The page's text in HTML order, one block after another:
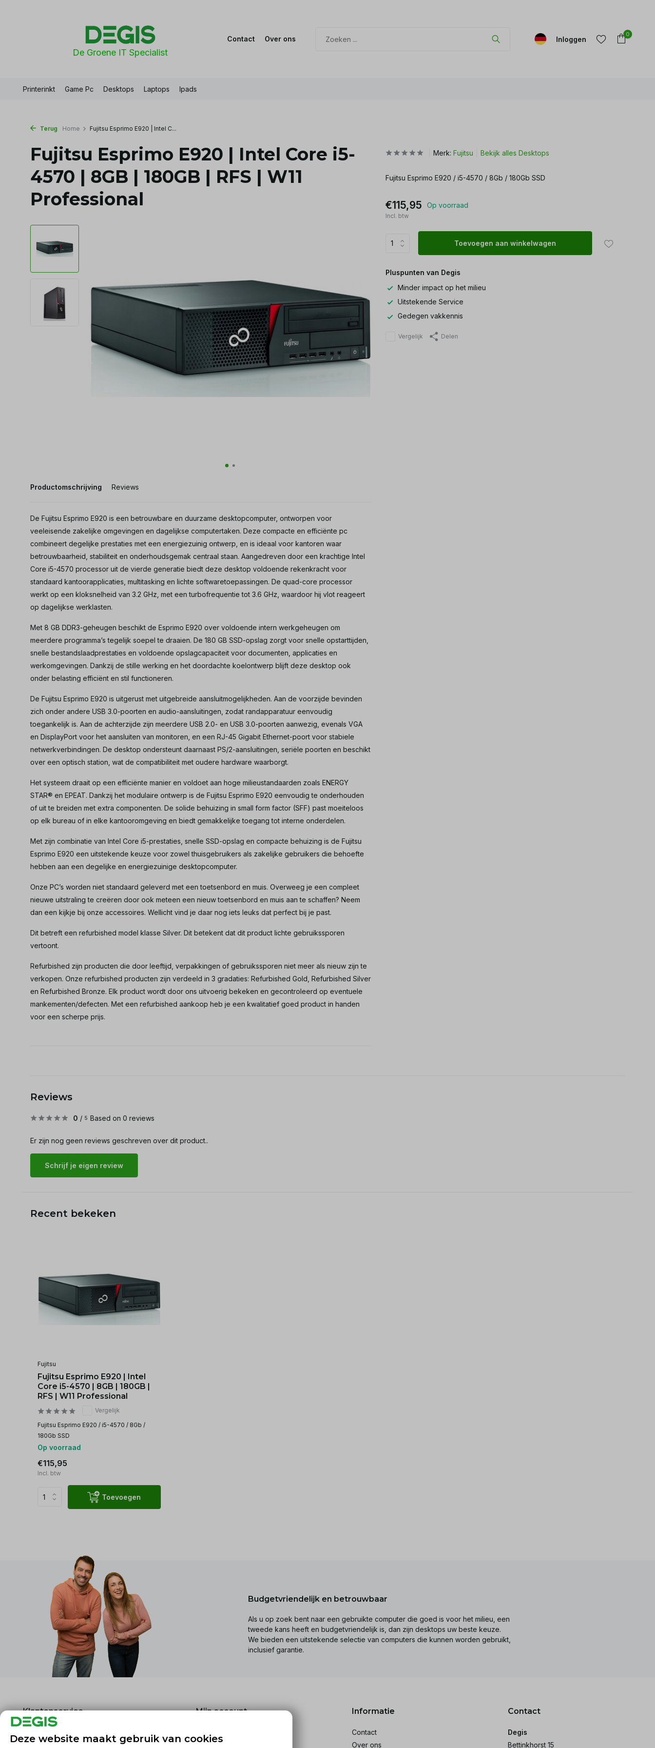
De Groene IT Specialist
Contact Over ons Inloggen
0
Printerinkt Game Pc Desktops Laptops Ipads
Terug Home Fujitsu Esprimo E920 | Intel C...
Fujitsu Esprimo E920 | Intel Core i5-
4570 | 8GB | 180GB | RFS | W11
Professional
Productomschrijving Reviews
De Fujitsu Esprimo E920 is een betrouwbare en duurzame desktopcomputer, ontworpen voor
veeleisende zakelijke omgevingen en dagelijkse computertaken. Deze compacte en efficiënte pc
combineert degelijke prestaties met een energiezuinig ontwerp, en is ideaal voor kantoren waar
betrouwbaarheid, stabiliteit en onderhoudsgemak centraal staan. Aangedreven door een krachtige Intel
Core i5-4570 processor uit de vierde generatie biedt deze desktop voldoende rekenkracht voor
standaard kantoorapplicaties, multitasking en lichte softwaretoepassingen. De quad-core processor
werkt op een kloksnelheid van 3.2 GHz, met een turbofrequentie tot 3.6 GHz, waardoor hij vlot reageert
op dagelijkse werklasten.
Met 8 GB DDR3-geheugen beschikt de Esprimo E920 over voldoende intern werkgeheugen om
meerdere programma’s tegelijk soepel te draaien. De 180 GB SSD-opslag zorgt voor snelle opstarttijden,
snelle bestandslaadprestaties en voldoende opslagcapaciteit voor documenten, applicaties en
werkomgevingen. Dankzij de stille werking en het doordachte koelontwerp blijft deze desktop ook
onder belasting efficiënt en stil functioneren.
De Fujitsu Esprimo E920 is uitgerust met uitgebreide aansluitmogelijkheden. Aan de voorzijde bevinden
zich onder andere USB 3.0-poorten en audio-aansluitingen, zodat randapparatuur eenvoudig
toegankelijk is. Aan de achterzijde zijn meerdere USB 2.0- en USB 3.0-poorten aanwezig, evenals VGA
en DisplayPort voor het aansluiten van monitoren, en een RJ-45 Gigabit Ethernet-poort voor stabiele
netwerkverbindingen. De desktop ondersteunt daarnaast PS/2-aansluitingen, seriële poorten en beschikt
over een optisch station, wat de compatibiliteit met oudere hardware waarborgt.
Het systeem draait op een efficiënte manier en voldoet aan hoge milieustandaarden zoals ENERGY
STAR® en EPEAT. Dankzij het modulaire ontwerp is de Fujitsu Esprimo E920 eenvoudig te onderhouden
of uit te breiden met extra componenten. De solide behuizing in small form factor (SFF) past moeiteloos
op elk bureau of in elke kantooromgeving en biedt gemakkelijke toegang tot interne onderdelen.
Met zijn combinatie van Intel Core i5-prestaties, snelle SSD-opslag en compacte behuizing is de Fujitsu
Esprimo E920 een uitstekende keuze voor zowel thuisgebruikers als zakelijke gebruikers die behoefte
hebben aan een degelijke en energiezuinige desktopcomputer.
Onze PC’s worden niet standaard geleverd met een toetsenbord en muis. Overweeg je een compleet
nieuwe uitstraling te creëren door ook meteen een nieuw toetsenbord en muis aan te schaffen? Neem
dan een kijkje bij onze accessoires. Wellicht vind je daar nog iets leuks dat perfect bij je past.
Dit betreft een refurbished model klasse Silver. Dit betekent dat dit product lichte gebruikssporen
vertoont.
Refurbished zijn producten die door leeftijd, verpakkingen of gebruikssporen niet meer als nieuw zijn te
verkopen. Onze refurbished producten zijn verdeeld in 3 gradaties: Refurbished Gold, Refurbished Silver
en Refurbished Bronze. Elk product wordt door ons uitvoerig bekeken en gecontroleerd op eventuele
mankementen/defecten. Met een refurbished aankoop heb je een kwalitatief goed product in handen
voor een scherpe prijs.
Merk:Fujitsu Bekijk alles Desktops
Fujitsu Esprimo E920 / i5-4570 / 8Gb / 180Gb SSD
€115,95 Op voorraad
Incl. btw
Toevoegen aan winkelwagen
Pluspunten van Degis
Minder impact op het milieu
Uitstekende Service
Gedegen vakkennis
Vergelijk Delen
Reviews
0 / 5 Based on 0 reviews
Er zijn nog geen reviews geschreven over dit product..
Schrijf je eigen review
Recent bekeken
Fujitsu
Fujitsu Esprimo E920 | Intel
Core i5-4570 | 8GB | 180GB |
RFS | W11 Professional
Vergelijk
Fujitsu Esprimo E920 / i5-4570 / 8Gb /
180Gb SSD
Op voorraad
€115,95
Incl. btw
Toevoegen
Budgetvriendelijk en betrouwbaar
Als u op zoek bent naar een gebruikte computer die goed is voor het milieu, een
tweede kans heeft en budgetvriendelijk is, dan zijn desktops uw beste keuze.
We bieden een uitstekende selectie van computers die kunnen worden gebruikt,
inclusief garantie.
Klantenservice
Algemene voorwaarden
Mijn account
Mijn bestellingen
Informatie
Contact
Over ons
Contact
Degis
Bettinkhorst 15
Deze website maakt gebruik van cookies